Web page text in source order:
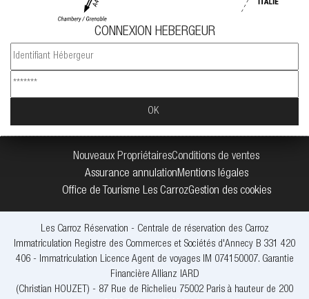
CONNEXION HEBERGEUR
Nouveaux PropriétairesConditions de ventes
Assurance annulationMentions légales
Office de Tourisme Les CarrozGestion des cookies
Les Carroz Réservation - Centrale de réservation des Carroz
Immatriculation Registre des Commerces et Sociétés d'Annecy B 331 420
406 - Immatriculation Licence Agent de voyages IM 074150007. Garantie
Financière Allianz IARD
(Christian HOUZET) - 87 Rue de Richelieu 75002 Paris à hauteur de 200